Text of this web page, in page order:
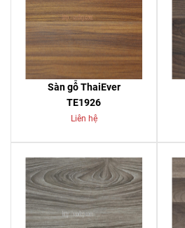
Sàn gỗ ThaiEver
TE1926
Liên hệ